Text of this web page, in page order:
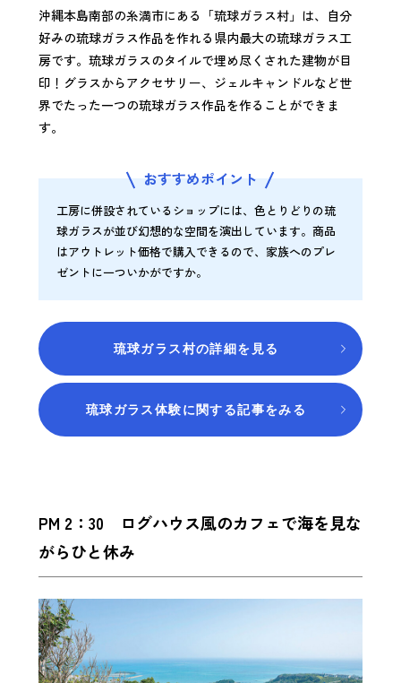
沖縄本島南部の糸満市にある「琉球ガラス村」は、自分
好みの琉球ガラス作品を作れる県内最大の琉球ガラス工
房です。琉球ガラスのタイルで埋め尽くされた建物が目
印！グラスからアクセサリー、ジェルキャンドルなど世
界でたった一つの琉球ガラス作品を作ることができま
す。
おすすめポイント
工房に併設されているショップには、色とりどりの琉
球ガラスが並び幻想的な空間を演出しています。商品
はアウトレット価格で購入できるので、家族へのプレ
ゼントに一ついかがですか。
琉球ガラス村の詳細を見る
琉球ガラス体験に関する記事をみる
PM 2：30 ログハウス風のカフェで海を見な
がらひと休み